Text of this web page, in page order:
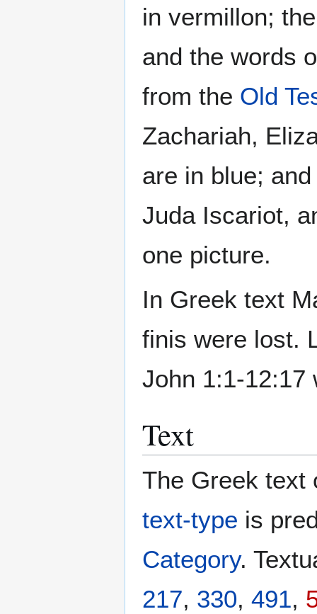
in vermillon;
and the words
from the Old
Zachariah,
are in blue;
Juda Iscariot,
one picture.
In Greek text
finis were lost.
John 1:1-12:17
Text
The Greek
text-type is
Category.
217, 330, 491,